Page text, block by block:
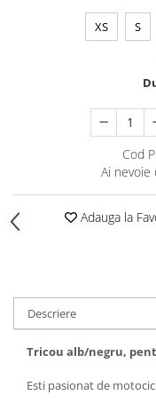
Tricouri cadou 30 ani
Tricouri motociclisti
Tricouri motociclisti
Tricouri enduro
Tricouri offroad
Tricouri biciclisti
Tricouri biciclisti
Tricouri skateboard
Tricouri sport/fitness
Tricouri fitness/sala de
XS S
Cod
Ai nevoie
Adauga la
Descriere
Tricou alb/negru,
Esti pasionat de